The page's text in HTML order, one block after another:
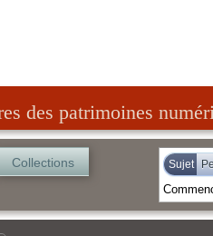
des patrimoines
Collections Sujet